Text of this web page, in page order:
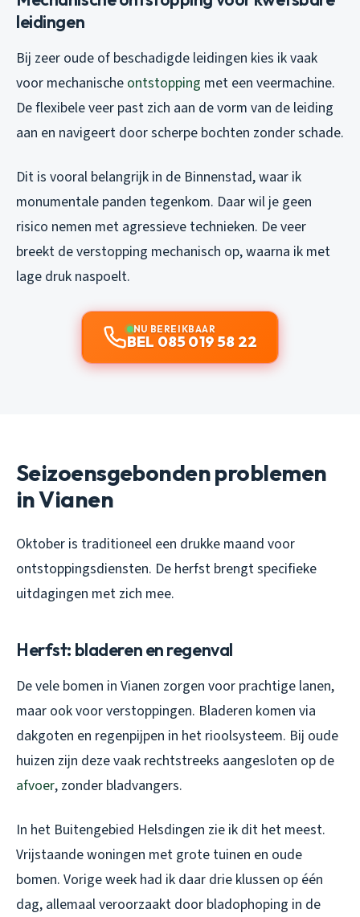
leidingen
Bij zeer oude of beschadigde leidingen kies ik vaak
voor mechanische ontstopping met een veermachine.
De flexibele veer past zich aan de vorm van de leiding
aan en navigeert door scherpe bochten zonder schade.
Dit is vooral belangrijk in de Binnenstad, waar ik
monumentale panden tegenkom. Daar wil je geen
risico nemen met agressieve technieken. De veer
breekt de verstopping mechanisch op, waarna ik met
lage druk naspoelt.
NU BEREIKBAAR
BEL 085 019 58 22
Seizoensgebonden problemen
in Vianen
Oktober is traditioneel een drukke maand voor
ontstoppingsdiensten. De herfst brengt specifieke
uitdagingen met zich mee.
Herfst: bladeren en regenval
De vele bomen in Vianen zorgen voor prachtige lanen,
maar ook voor verstoppingen. Bladeren komen via
dakgoten en regenpijpen in het rioolsysteem. Bij oude
huizen zijn deze vaak rechtstreeks aangesloten op de
afvoer, zonder bladvangers.
In het Buitengebied Helsdingen zie ik dit het meest.
Vrijstaande woningen met grote tuinen en oude
bomen. Vorige week had ik daar drie klussen op één
dag, allemaal veroorzaakt door bladophoping in de